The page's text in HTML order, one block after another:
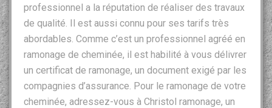
professionnel a la réputation de réaliser des travaux
de qualité. Il est aussi connu pour ses tarifs très
abordables. Comme c’est un professionnel agréé en
ramonage de cheminée, il est habilité à vous délivrer
un certificat de ramonage, un document exigé par les
compagnies d’assurance. Pour le ramonage de votre
cheminée, adressez-vous à Christol ramonage, un